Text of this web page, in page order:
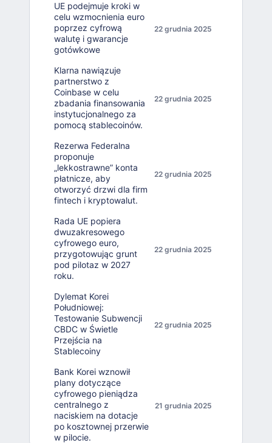
UE podejmuje kroki w
celu wzmocnienia euro
poprzez cyfrową
walutę i gwarancje
gotówkowe
22 grudnia 2025
Klarna nawiązuje
partnerstwo z
Coinbase w celu
zbadania finansowania
instytucjonalnego za
pomocą stablecoinów.
22 grudnia 2025
Rezerwa Federalna
proponuje
„lekkostrawne” konta
płatnicze, aby
otworzyć drzwi dla firm
fintech i kryptowalut.
22 grudnia 2025
Rada UE popiera
dwuzakresowego
cyfrowego euro,
przygotowując grunt
pod pilotaz w 2027
roku.
22 grudnia 2025
Dylemat Korei
Południowej:
Testowanie Subwencji
CBDC w Świetle
Przejścia na
Stablecoiny
22 grudnia 2025
Bank Korei wznowił
plany dotyczące
cyfrowego pieniądza
centralnego z
naciskiem na dotacje
po kosztownej przerwie
w pilocie.
21 grudnia 2025